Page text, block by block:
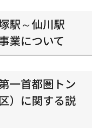
駅～仙川駅
業について
一首都圏トン
）に関する説